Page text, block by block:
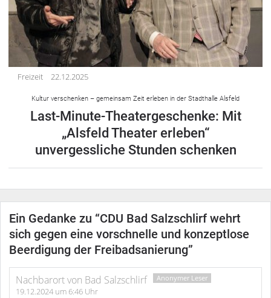
Freizeit 22.12.2025
Kultur verschenken – gemeinsam Zeit erleben in der Stadthalle Alsfeld
Last-Minute-Theatergeschenke: Mit
„Alsfeld Theater erleben“
unvergessliche Stunden schenken
Ein Gedanke zu “CDU Bad Salzschlirf wehrt
sich gegen eine vorschnelle und konzeptlose
Beerdigung der Freibadsanierung”
Nachbarort von Bad Salzschlirf
19.12.2024 um 6:46 Uhr